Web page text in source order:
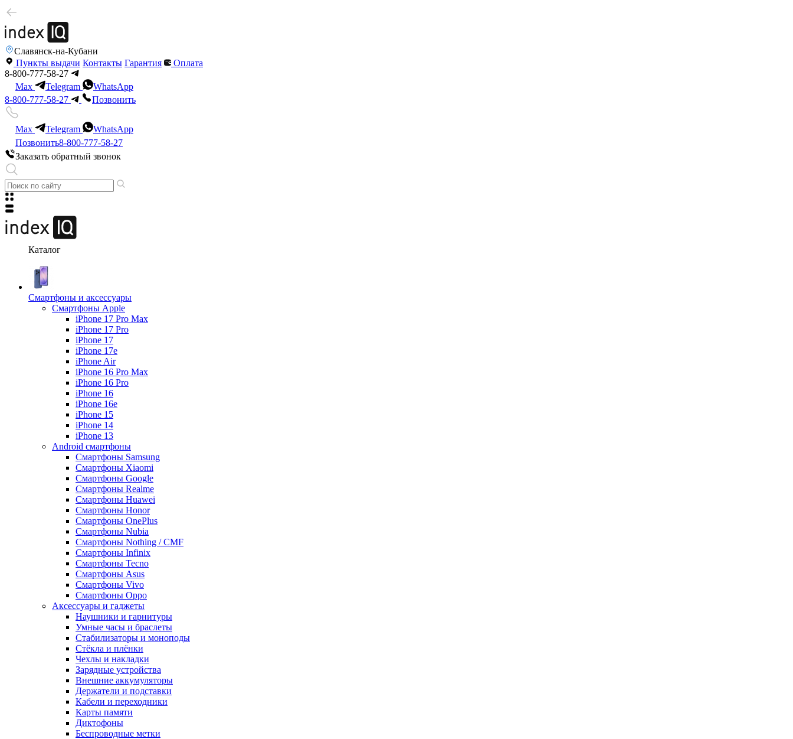
Славянск-на-Кубани
Пункты выдачи Контакты Гарантия
Оплата
8-800-777-58-27
Max
Telegram
WhatsApp
8-800-777-58-27
Позвонить
Max Telegram
WhatsApp
Позвонить8-800-777-58-27
Заказать обратный звонок
Каталог
Смартфоны и аксессуары
Смартфоны Apple
iPhone 17 Pro Max
iPhone 17 Pro
iPhone 17
iPhone 17e
iPhone Air
iPhone 16 Pro Max
iPhone 16 Pro
iPhone 16
iPhone 16e
iPhone 15
iPhone 14
iPhone 13
Android cмартфоны
Смартфоны Samsung
Смартфоны Xiaomi
Смартфоны Google
Смартфоны Realme
Смартфоны Huawei
Смартфоны Honor
Смартфоны OnePlus
Смартфоны Nubia
Смартфоны Nothing / CMF
Смартфоны Infinix
Смартфоны Tecno
Смартфоны Asus
Смартфоны Vivo
Смартфоны Oppo
Аксессуары и гаджеты
Наушники и гарнитуры
Умные часы и браслеты
Стабилизаторы и моноподы
Стёкла и плёнки
Чехлы и накладки
Зарядные устройства
Внешние аккумуляторы
Держатели и подставки
Кабели и переходники
Карты памяти
Диктофоны
Беспроводные метки